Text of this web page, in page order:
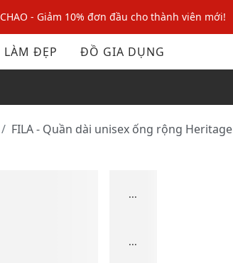
- Giảm 10% đơn đầu cho thành viên mới!
giảm ngay 10% khi thanh toán trực tuyến
- Giảm 10% đơn đầu cho thành viên mới!
LÀM ĐẸP ĐỒ GIA DỤNG
FILA - Quần dài unisex ống rộng Heritage
...
...